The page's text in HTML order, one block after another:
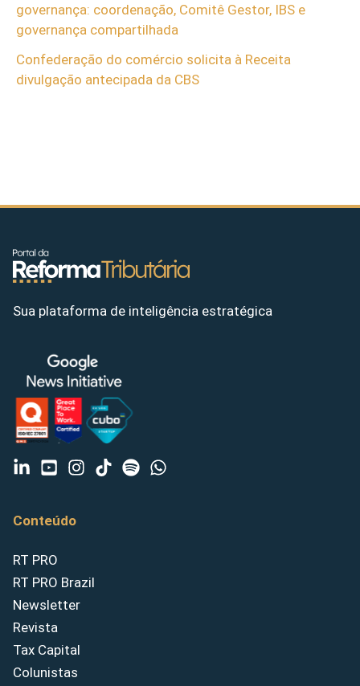
governança: coordenação, Comitê Gestor, IBS e
governança compartilhada
Confederação do comércio solicita à Receita
divulgação antecipada da CBS
Sua plataforma de inteligência estratégica
Conteúdo
RT PRO
RT PRO Brazil
Newsletter
Revista
Tax Capital
Colunistas